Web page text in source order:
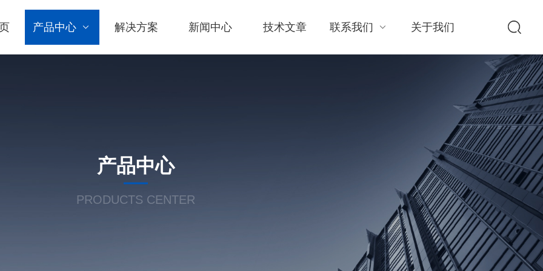
产品中心 解决方案 新闻中心 技术文章 联系我们 关于我们
产品中心
PRODUCTS CENTER